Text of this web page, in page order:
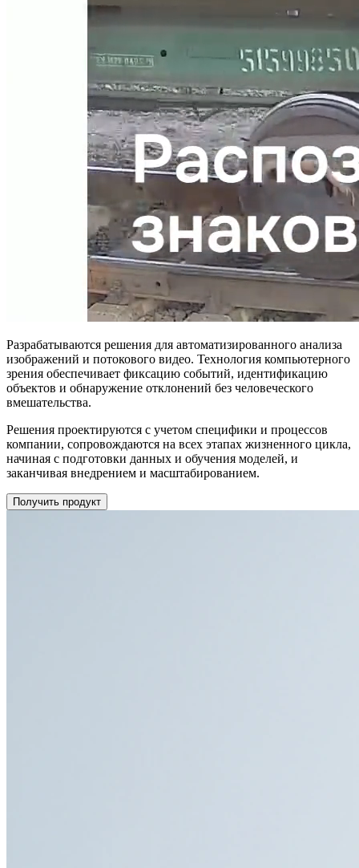
Разрабатываются решения для автоматизированного анализа
изображений и потокового видео. Технология компьютерного
зрения обеспечивает фиксацию событий, идентификацию
объектов и обнаружение отклонений без человеческого
вмешательства.
Решения проектируются с учетом специфики и процессов
компании, сопровождаются на всех этапах жизненного цикла,
начиная с подготовки данных и обучения моделей, и
заканчивая внедрением и масштабированием.
Получить продукт